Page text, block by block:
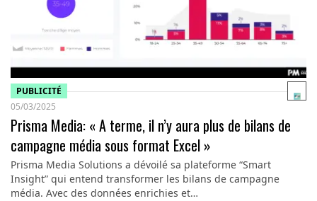
PUBLICITÉ
05/03/2025
Prisma Media: « A terme, il n’y aura plus de bilans de
campagne média sous format Excel »
Prisma Media Solutions a dévoilé sa plateforme “Smart
Insight” qui entend transformer les bilans de campagne
média. Avec des données enrichies et…